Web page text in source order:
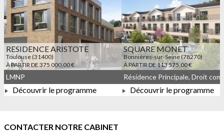
RESIDENCE ARISTOTE
Toulouse (31400)
À PARTIR DE 375 000,00 €
À PARTIR DE 375 000,00 €
LMNP
Découvrir le programme
SQUARE MONET
Bonnières-sur-Seine (78270)
À PARTIR DE 113 575,00 €
Découvrir le programme
CONTACTER NOTRE CABINET